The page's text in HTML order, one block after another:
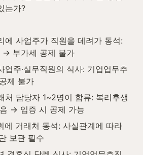
는가?
에 사업주가 직원을 데려가 동석:
→ 부가세 공제 불가
업주·실무직원의 식사: 기업업무추
제 불가
처 담당자 1~2명이 합류: 복리후생
→ 입증 시 공제 가능
에 거래처 동석: 사실관계에 따라
보관 필수